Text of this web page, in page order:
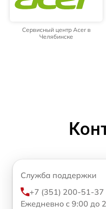
Сервисный центр Acer в
Челябинске
Служба поддержки
+7 (351) 200-51-37
Ежедневно с 9:00 до